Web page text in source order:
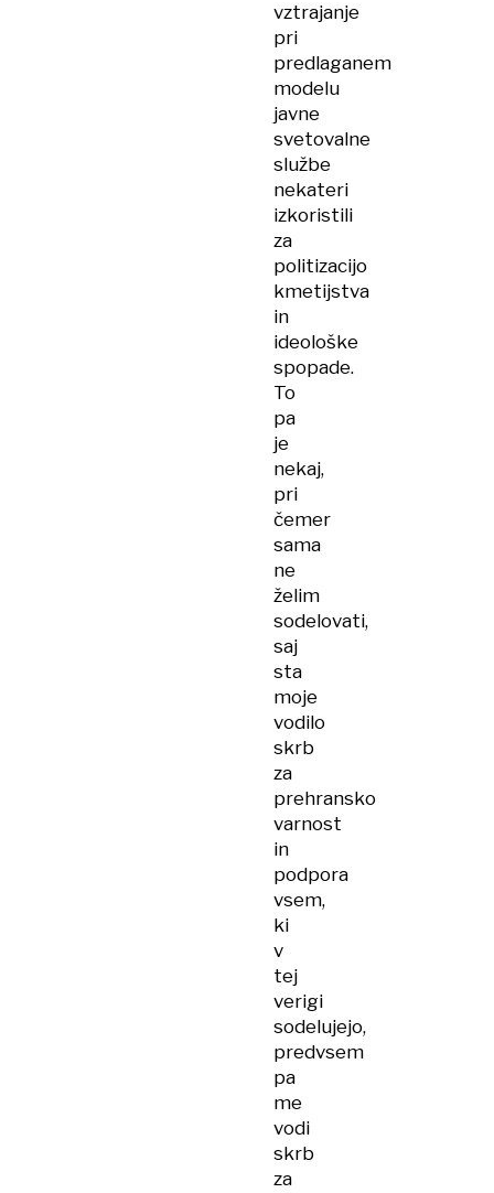
vztrajanje
pri
predlaganem
modelu
javne
svetovalne
službe
nekateri
izkoristili
za
politizacijo
kmetijstva
in
ideološke
spopade.
To
pa
je
nekaj,
pri
čemer
sama
ne
želim
sodelovati,
saj
sta
moje
vodilo
skrb
za
prehransko
varnost
in
podpora
vsem,
ki
v
tej
verigi
sodelujejo,
predvsem
pa
me
vodi
skrb
za